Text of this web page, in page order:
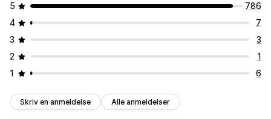
5
786
4
7
3
3
2
1
1
6
Skriv en anmeldelse Alle anmeldelser